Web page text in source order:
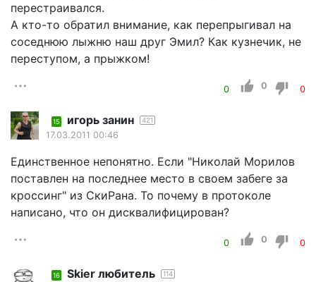
перестраивался.
А кто-то обратил внимание, как перепрыгивал на
соседнюю лыжню наш друг Эмил? Как кузнечик, не
переступом, а прыжком!
0 0 0
15 игорь занин 421
17.03.2011 00:46
Единственное непонятно. Если "Николай Морилов
поставлен на последнее место в своем забеге за
кроссинг" из СкиРана. То почему в протоколе
написано, что он дисквалифицирован?
0 0 0
16 Skier любитель 114